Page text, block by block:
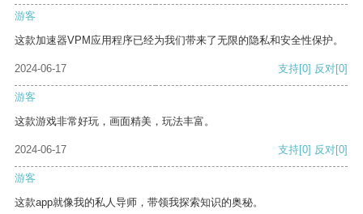
游客
这款加速器VPM应用程序已经为我们带来了无限的隐私和安全性保护。
2024-06-17 支持[0] 反对[0]
游客
这款游戏非常好玩，画面精美，玩法丰富。
2024-06-17 支持[0] 反对[0]
游客
这款app就像我的私人导师，带领我探索知识的奥秘。